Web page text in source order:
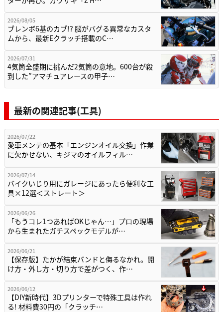
2026/08/05
ブレンボ6基のカブ!? 脳がバグる異常なカスタ
ムから、最新Eクラッチ搭載のC…
2026/07/31
4気筒全盛期に挑んだ2気筒の意地。600台が殺
到した”アマチュアレースの甲子…
最新の関連記事(工具)
2026/07/22
愛車メンテの基本「エンジンオイル交換」作業
に欠かせない、キジマのオイルフィル…
2026/07/14
バイクいじり用にガレージにあったら便利な工
具×12選＜ストレート＞
2026/06/26
「もうコレ1つあればOKじゃん…」プロの現場
から生まれたガチスペックモデルが…
2026/06/21
【保存版】たかが結束バンドと侮るなかれ。開
け方・外し方・切り方で差がつく、作…
2026/06/12
【DIY新時代】3Dプリンターで特殊工具は作れ
る! 材料費30円の「クラッチ…